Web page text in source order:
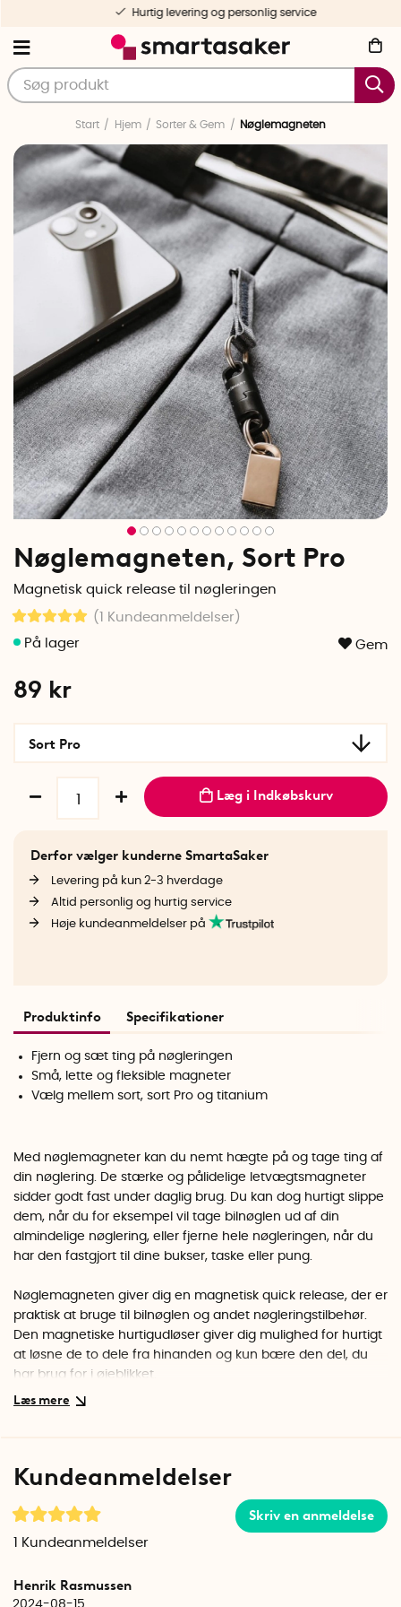
Hurtig levering og personlig service
Start Hjem Sorter & Gem Nøglemagneten
Nøglemagneten, Sort Pro
Magnetisk quick release til nøgleringen
(1 Kundeanmeldelser )
Gem
89 kr
Sort Pro
Læg i Indkøbskurv
Derfor vælger kunderne SmartaSaker
Levering på kun 2-3 hverdage
Altid personlig og hurtig service
Høje kundeanmeldelser på
Produktinfo Specifikationer
Fjern og sæt ting på nøgleringen
Små, lette og fleksible magneter
Vælg mellem sort, sort Pro og titanium
Med nøglemagneter kan du nemt hægte på og tage ting af
din nøglering. De stærke og pålidelige letvægtsmagneter
sidder godt fast under daglig brug. Du kan dog hurtigt slippe
dem, når du for eksempel vil tage bilnøglen ud af din
almindelige nøglering, eller fjerne hele nøgleringen, når du
har den fastgjort til dine bukser, taske eller pung.
Nøglemagneten giver dig en magnetisk quick release, der er
praktisk at bruge til bilnøglen og andet nøgleringstilbehør.
Den magnetiske hurtigudløser giver dig mulighed for hurtigt
at løsne de to dele fra hinanden og kun bære den del, du
har brug for i øjeblikket.
to farver. Udover at farven adskiller dem, har de to farver
Kundeanmeldelser
Skriv en anmeldelse
Kundeanmeldelser
Henrik Rasmussen
2024-08-15